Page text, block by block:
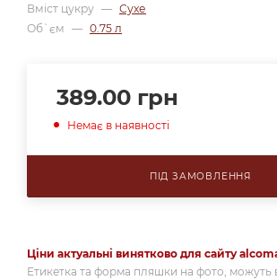
Вміст цукру — Сухе
Об`єм — 0.75 л
389.00 грн
Немає в наявності
ПІД ЗАМОВЛЕННЯ
Ціни актуальні винятково для сайту
Етикетка та форма пляшки на фото, можуть